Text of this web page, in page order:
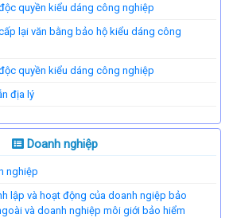
quyền kiểu dáng công nghiệp
lại văn bằng bảo hộ kiểu dáng công
quyền kiểu dáng công nghiệp
địa lý
Doanh nghiệp
nghiệp
lập và hoạt động của doanh ngiệp bảo
và doanh nghiệp môi giới bảo hiểm